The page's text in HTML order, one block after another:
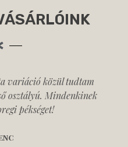
variáció közül tudtam
osztályú. Mindenkinek
pékséget!